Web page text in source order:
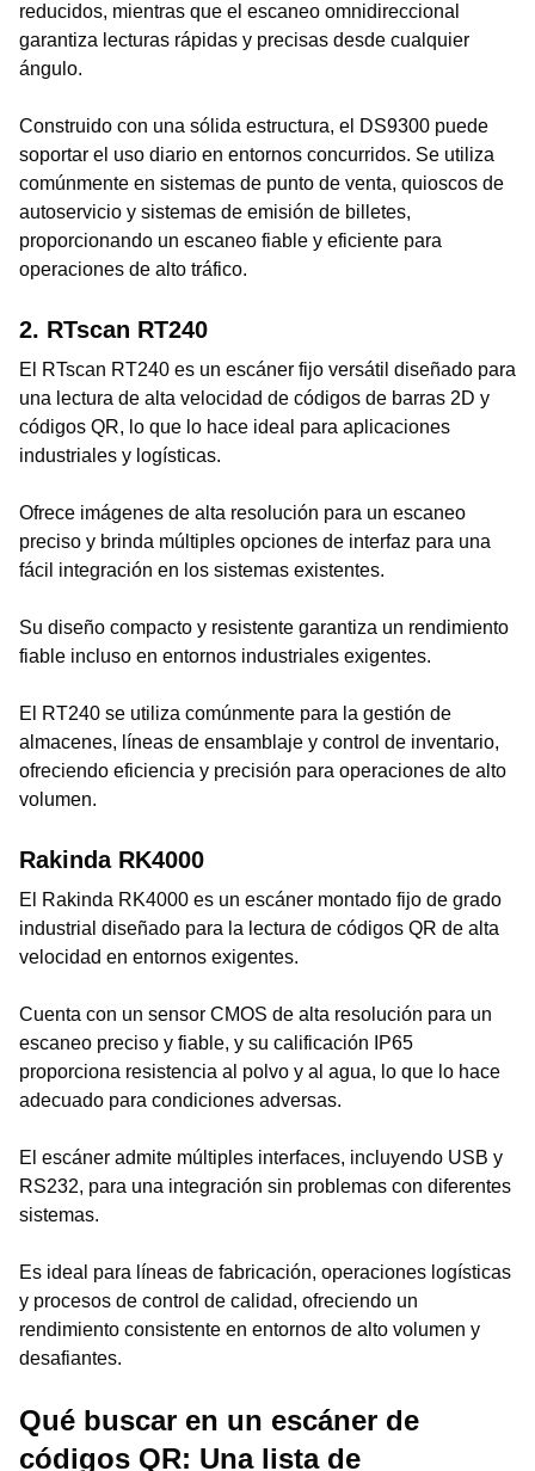
reducidos, mientras que el escaneo omnidireccional
garantiza lecturas rápidas y precisas desde cualquier
ángulo.
Construido con una sólida estructura, el DS9300 puede
soportar el uso diario en entornos concurridos. Se utiliza
comúnmente en sistemas de punto de venta, quioscos de
autoservicio y sistemas de emisión de billetes,
proporcionando un escaneo fiable y eficiente para
operaciones de alto tráfico.
2. RTscan RT240
El RTscan RT240 es un escáner fijo versátil diseñado para
una lectura de alta velocidad de códigos de barras 2D y
códigos QR, lo que lo hace ideal para aplicaciones
industriales y logísticas.
Ofrece imágenes de alta resolución para un escaneo
preciso y brinda múltiples opciones de interfaz para una
fácil integración en los sistemas existentes.
Su diseño compacto y resistente garantiza un rendimiento
fiable incluso en entornos industriales exigentes.
El RT240 se utiliza comúnmente para la gestión de
almacenes, líneas de ensamblaje y control de inventario,
ofreciendo eficiencia y precisión para operaciones de alto
volumen.
Rakinda RK4000
El Rakinda RK4000 es un escáner montado fijo de grado
industrial diseñado para la lectura de códigos QR de alta
velocidad en entornos exigentes.
Cuenta con un sensor CMOS de alta resolución para un
escaneo preciso y fiable, y su calificación IP65
proporciona resistencia al polvo y al agua, lo que lo hace
adecuado para condiciones adversas.
El escáner admite múltiples interfaces, incluyendo USB y
RS232, para una integración sin problemas con diferentes
sistemas.
Es ideal para líneas de fabricación, operaciones logísticas
y procesos de control de calidad, ofreciendo un
rendimiento consistente en entornos de alto volumen y
desafiantes.
Qué buscar en un escáner de
códigos QR: Una lista de